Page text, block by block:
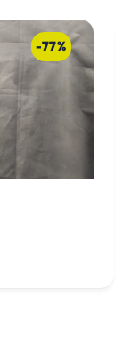
-77%